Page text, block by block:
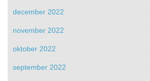
december 2022
november 2022
oktober 2022
september 2022